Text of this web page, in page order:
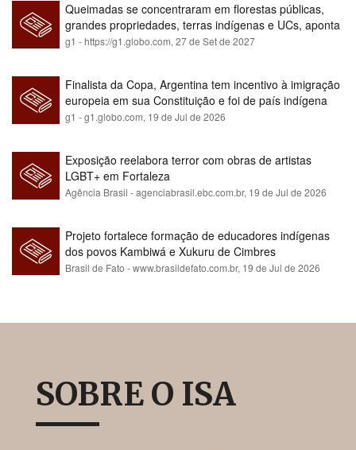
Queimadas se concentraram em florestas públicas,
grandes propriedades, terras indígenas e UCs, aponta
relatório
g1 - https://g1.globo.com,27 de Set de 2027
Finalista da Copa, Argentina tem incentivo à imigração
europeia em sua Constituição e foi de país indígena
para maioria branca
g1 - g1.globo.com, 19 de Jul de 2026
Exposição reelabora terror com obras de artistas
LGBT+ em Fortaleza
Agência Brasil - agenciabrasil.ebc.com.br, 19 de Jul de 2026
Projeto fortalece formação de educadores indígenas
dos povos Kambiwá e Xukuru de Cimbres
Brasil de Fato - www.brasildefato.com.br, 19 de Jul de 2026
SOBRE O ISA